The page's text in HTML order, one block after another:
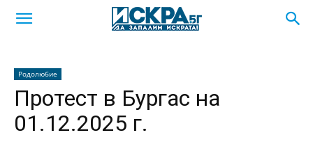
Родолюбие
Протест в Бургас на
01.12.2025 г.